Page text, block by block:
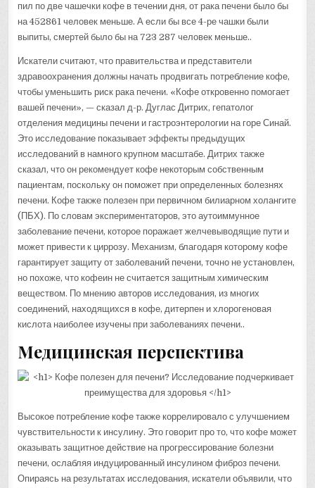
пил по две чашечки кофе в течении дня, от рака печени было бы
на 452861 человек меньше. А если бы все 4-ре чашки были
выпиты, смертей было бы на 723 287 человек меньше..
Искатели считают, что правительства и представители
здравоохранения должны начать продвигать потребление кофе,
чтобы уменьшить риск рака печени. «Кофе откровенно помогает
вашей печени», — сказал д-р. Дуглас Дитрих, гепатолог
отделения медицины печени и гастроэнтерологии на горе Синай.
Это исследование показывает эффекты предыдущих
исследований в намного крупном масштабе. Дитрих также
сказал, что он рекомендует кофе некоторым собственным
пациентам, поскольку он поможет при определенных болезнях
печени. Кофе также полезен при первичном билиарном холангите
(ПБХ). По словам экспериментаторов, это аутоиммунное
заболевание печени, которое поражает желчевыводящие пути и
может привести к циррозу. Механизм, благодаря которому кофе
гарантирует защиту от заболеваний печени, точно не установлен,
но похоже, что кофеин не считается защитным химическим
веществом. По мнению авторов исследования, из многих
соединений, находящихся в кофе, дитерпен и хлорогеновая
кислота наиболее изучены при заболеваниях печени..
Медицинская перспектива
Высокое потребление кофе также коррелировало с улучшением
чувствительности к инсулину. Это говорит про то, что кофе может
оказывать защитное действие на прогрессирование болезни
печени, ослабляя индуцированный инсулином фиброз печени.
Опираясь на результатах исследования, искатели объявили, что